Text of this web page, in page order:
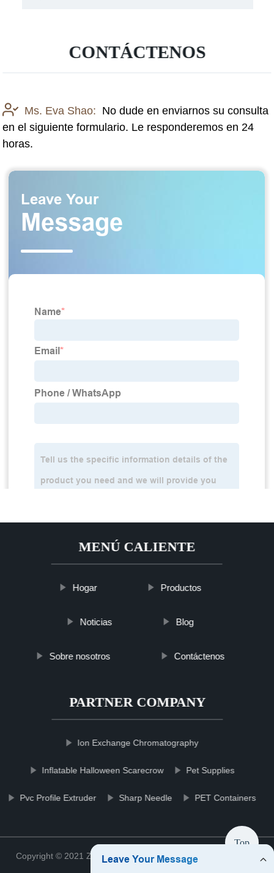
CONTÁCTENOS
Ms. Eva Shao: No dude en enviarnos su consulta
en el siguiente formulario. Le responderemos en 24
horas.
MENÚ CALIENTE
Hogar Productos
Noticias Blog
Sobre nosotros Contáctenos
PARTNER COMPANY
Ion Exchange Chromatography
Inflatable Halloween Scarecrow Pet Supplies
Pvc Profile Extruder Sharp Needle PET Containers
Copyright © 2021 Zhejiang filterccshop Filter Co., Ltd.
Top